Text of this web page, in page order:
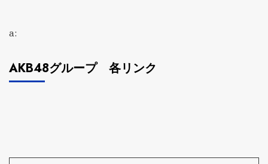
a:
AKB48グループ 各リンク